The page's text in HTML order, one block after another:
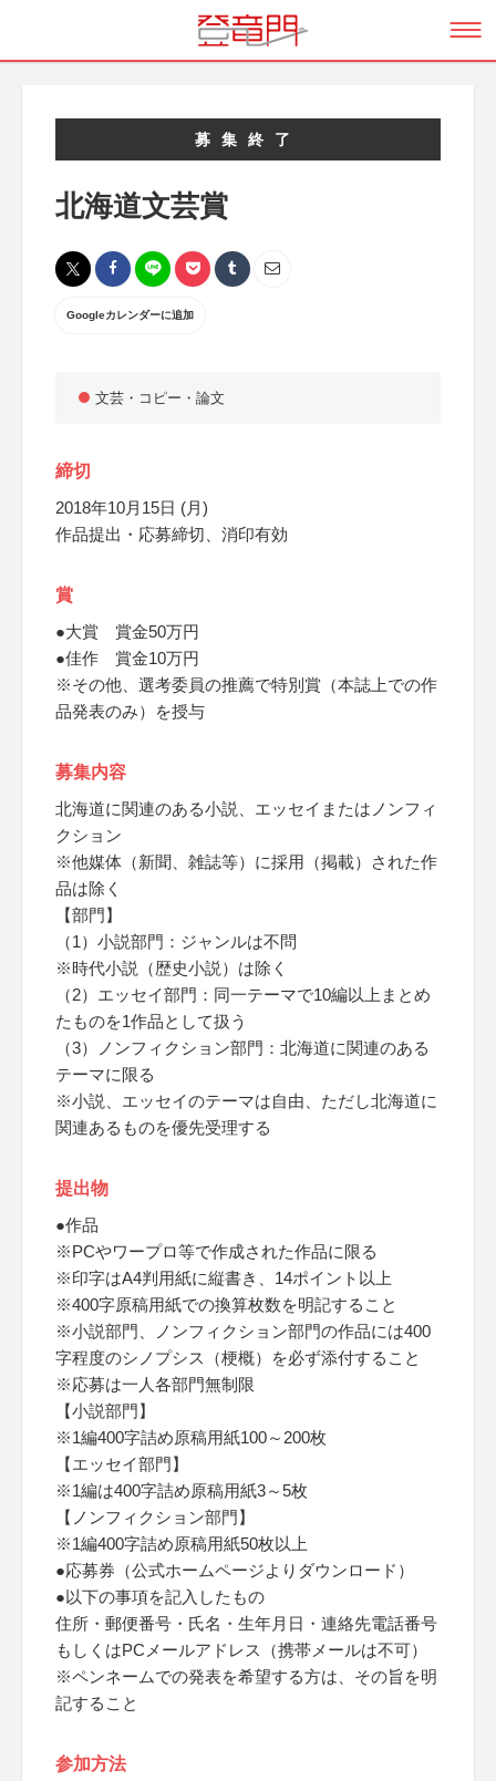
募集終了
北海道文芸賞
Googleカレンダーに追加
文芸・コピー・論文
締切
2018年10月15日 (月)
作品提出・応募締切、消印有効
賞
●大賞 賞金50万円
●佳作 賞金10万円
※その他、選考委員の推薦で特別賞（本誌上での作
品発表のみ）を授与
募集内容
北海道に関連のある小説、エッセイまたはノンフィ
クション
※他媒体（新聞、雑誌等）に採用（掲載）された作
品は除く
【部門】
（1）小説部門：ジャンルは不問
※時代小説（歴史小説）は除く
（2）エッセイ部門：同一テーマで10編以上まとめ
たものを1作品として扱う
（3）ノンフィクション部門：北海道に関連のある
テーマに限る
※小説、エッセイのテーマは自由、ただし北海道に
関連あるものを優先受理する
提出物
●作品
※PCやワープロ等で作成された作品に限る
※印字はA4判用紙に縦書き、14ポイント以上
※400字原稿用紙での換算枚数を明記すること
※小説部門、ノンフィクション部門の作品には400
字程度のシノプシス（梗概）を必ず添付すること
※応募は一人各部門無制限
【小説部門】
※1編400字詰め原稿用紙100～200枚
【エッセイ部門】
※1編は400字詰め原稿用紙3～5枚
【ノンフィクション部門】
※1編400字詰め原稿用紙50枚以上
●応募券（公式ホームページよりダウンロード）
●以下の事項を記入したもの
住所・郵便番号・氏名・生年月日・連絡先電話番号
もしくはPCメールアドレス（携帯メールは不可）
※ペンネームでの発表を希望する方は、その旨を明
記すること
参加方法